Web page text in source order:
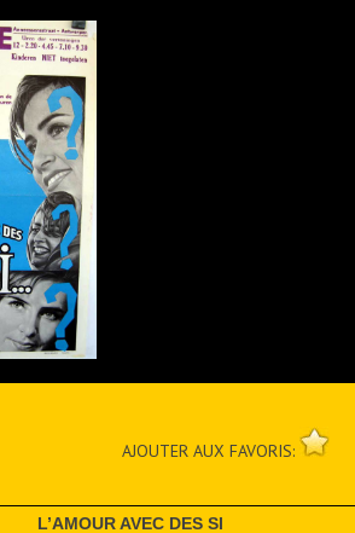
AJOUTER AUX FAVORIS:
L’AMOUR AVEC DES SI